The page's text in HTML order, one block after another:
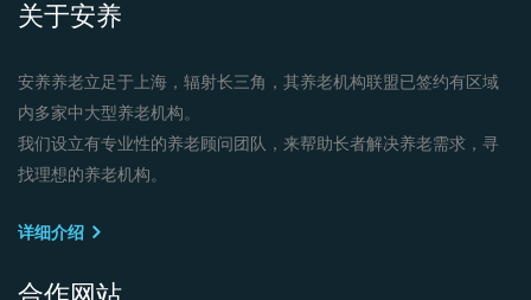
关于安养
安养养老立足于上海，辐射长三角，其养老机构联盟已签约有区域
内多家中大型养老机构。
我们设立有专业性的养老顾问团队，来帮助长者解决养老需求，寻
找理想的养老机构。
详细介绍